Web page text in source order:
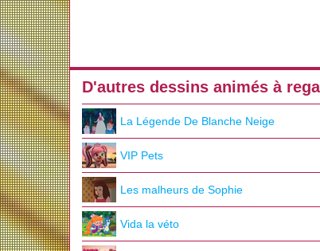
D'autres dessins animés à
La Légende De Blanche Neige
VIP Pets
Les malheurs de Sophie
Vida la véto